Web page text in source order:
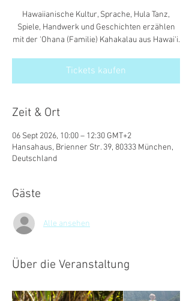
Hawaiianische Kultur, Sprache, Hula Tanz,
Spiele, Handwerk und Geschichten erzählen
mit der 'Ohana (Familie) Kahakalau aus Hawai'i.
Tickets kaufen
Zeit & Ort
06 Sept 2026, 10:00 – 12:30 GMT+2
Hansahaus, Brienner Str. 39, 80333 München,
Deutschland
Gäste
Alle ansehen
Über die Veranstaltung